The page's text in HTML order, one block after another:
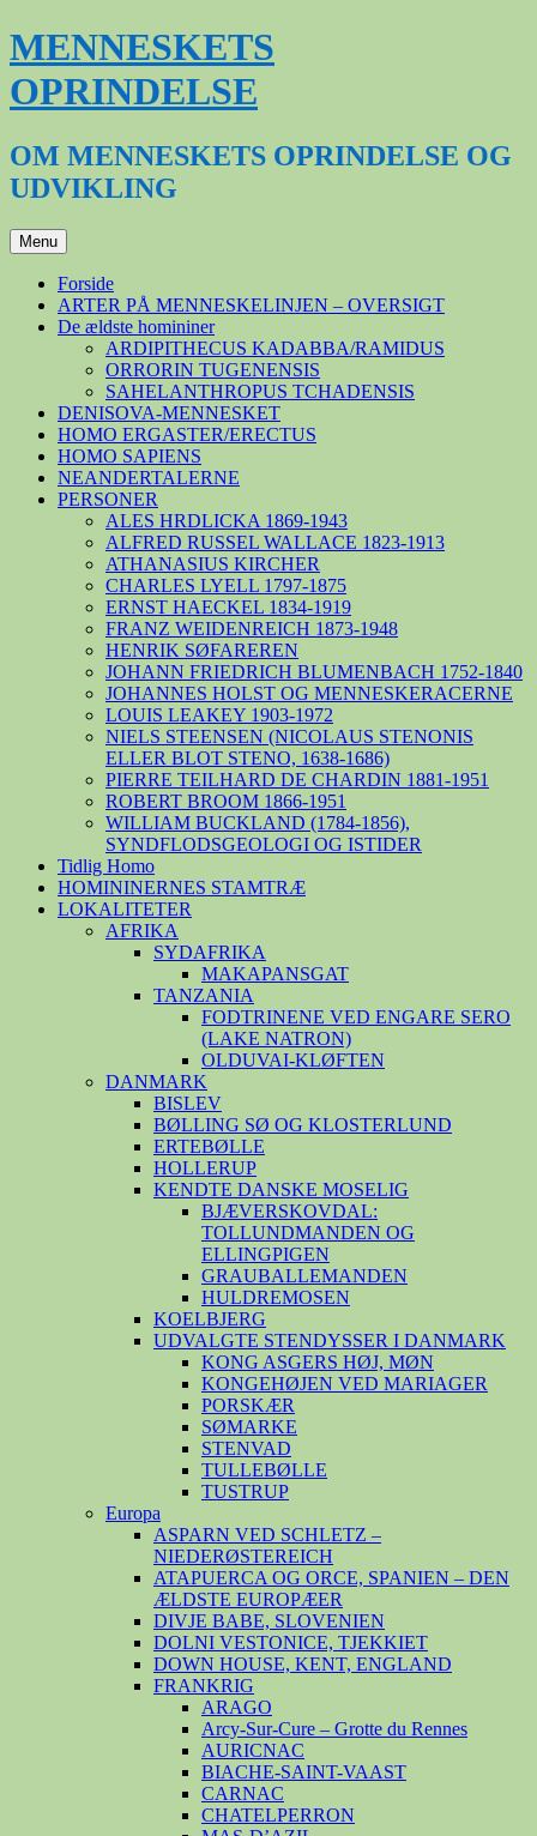
Hop
til
indhold
MENNESKETS
OPRINDELSE
OM MENNESKETS OPRINDELSE OG
UDVIKLING
Menu
Forside
ARTER PÅ MENNESKELINJEN – OVERSIGT
De ældste homininer
ARDIPITHECUS KADABBA/RAMIDUS
ORRORIN TUGENENSIS
SAHELANTHROPUS TCHADENSIS
DENISOVA-MENNESKET
HOMO ERGASTER/ERECTUS
HOMO SAPIENS
NEANDERTALERNE
PERSONER
ALES HRDLICKA 1869-1943
ALFRED RUSSEL WALLACE 1823-1913
ATHANASIUS KIRCHER
CHARLES LYELL 1797-1875
ERNST HAECKEL 1834-1919
FRANZ WEIDENREICH 1873-1948
HENRIK SØFAREREN
JOHANN FRIEDRICH BLUMENBACH 1752-1840
JOHANNES HOLST OG MENNESKERACERNE
LOUIS LEAKEY 1903-1972
NIELS STEENSEN (NICOLAUS STENONIS
ELLER BLOT STENO, 1638-1686)
PIERRE TEILHARD DE CHARDIN 1881-1951
ROBERT BROOM 1866-1951
WILLIAM BUCKLAND (1784-1856),
SYNDFLODSGEOLOGI OG ISTIDER
Tidlig Homo
HOMININERNES STAMTRÆ
LOKALITETER
AFRIKA
SYDAFRIKA
MAKAPANSGAT
TANZANIA
FODTRINENE VED ENGARE SERO
(LAKE NATRON)
OLDUVAI-KLØFTEN
DANMARK
BISLEV
BØLLING SØ OG KLOSTERLUND
ERTEBØLLE
HOLLERUP
KENDTE DANSKE MOSELIG
BJÆVERSKOVDAL:
TOLLUNDMANDEN OG
ELLINGPIGEN
GRAUBALLEMANDEN
HULDREMOSEN
KOELBJERG
UDVALGTE STENDYSSER I DANMARK
KONG ASGERS HØJ, MØN
KONGEHØJEN VED MARIAGER
PORSKÆR
SØMARKE
STENVAD
TULLEBØLLE
TUSTRUP
Europa
ASPARN VED SCHLETZ –
NIEDERØSTEREICH
ATAPUERCA OG ORCE, SPANIEN – DEN
ÆLDSTE EUROPÆER
DIVJE BABE, SLOVENIEN
DOLNI VESTONICE, TJEKKIET
DOWN HOUSE, KENT, ENGLAND
FRANKRIG
ARAGO
Arcy-Sur-Cure – Grotte du Rennes
AURICNAC
BIACHE-SAINT-VAAST
CARNAC
CHATELPERRON